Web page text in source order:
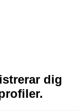
dig